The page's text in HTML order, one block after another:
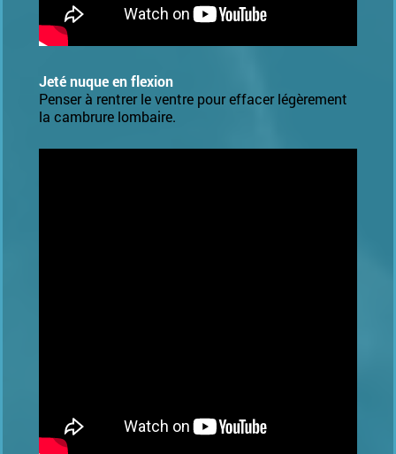
Jeté nuque en flexion
Penser à rentrer le ventre pour effacer légèrement
la cambrure lombaire.